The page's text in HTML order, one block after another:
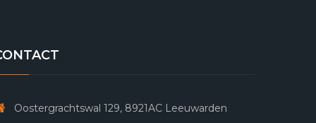
Oostergrachtswal 129, 8921AC Leeuwarden